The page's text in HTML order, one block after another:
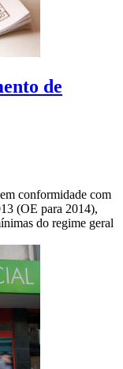
de
conformidade com
(OE para 2014),
do regime geral